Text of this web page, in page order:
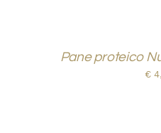
Pane proteico
€